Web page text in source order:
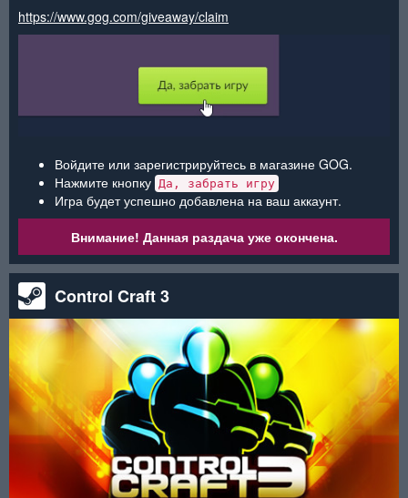
https://www.gog.com/giveaway/claim
Войдите или зарегистрируйтесь в магазине GOG.
Нажмите кнопку Да, забрать игру
Игра будет успешно добавлена на ваш аккаунт.
Внимание! Данная раздача уже окончена.
Control Craft 3